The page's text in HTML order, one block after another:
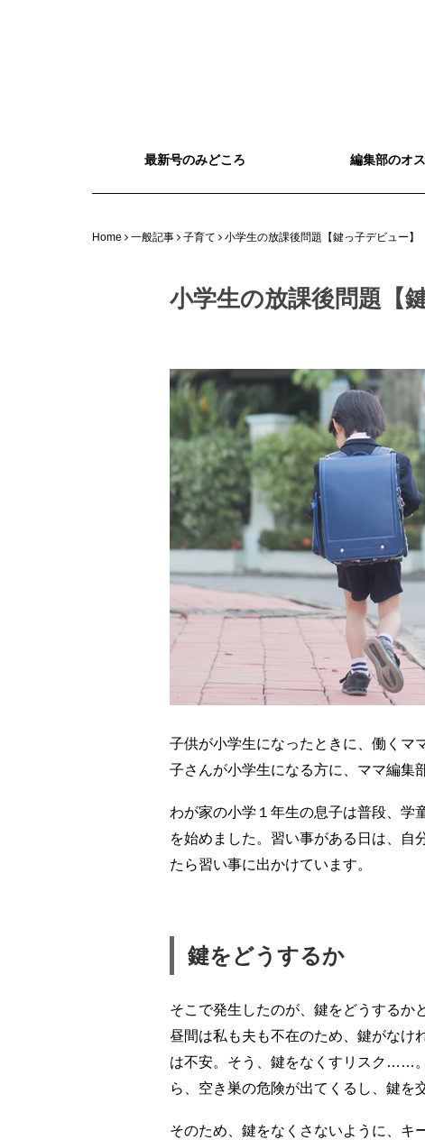
最新号のみどころ 編集部のオ
Home 一般記事 子育て 小学生の放課後問題【鍵っ子デビュー】
小学生の放課後問題【
子供が小学生になったときに、働くマ
子さんが小学生になる方に、ママ編集
わが家の小学１年生の息子は普段、学
を始めました。習い事がある日は、自
たら習い事に出かけています。
鍵をどうするか
そこで発生したのが、鍵をどうするか
昼間は私も夫も不在のため、鍵がなけ
は不安。そう、鍵をなくすリスク……
ら、空き巣の危険が出てくるし、鍵を
そのため、鍵をなくさないように、キ